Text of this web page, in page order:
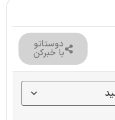
دوستاتو
با خبرکن